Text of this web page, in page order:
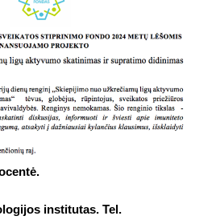
institutas. Tel.